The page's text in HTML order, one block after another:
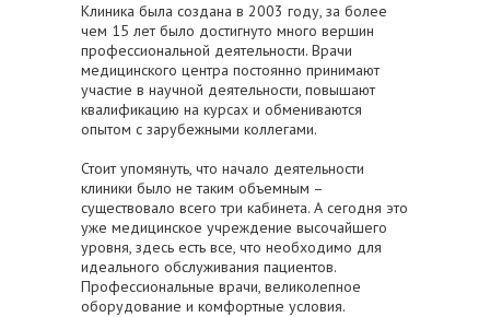
Клиника была создана в 2003 году, за более
чем 15 лет было достигнуто много вершин
профессиональной деятельности. Врачи
медицинского центра постоянно принимают
участие в научной деятельности, повышают
квалификацию на курсах и обмениваются
опытом с зарубежными коллегами.
Стоит упомянуть, что начало деятельности
клиники было не таким объемным –
существовало всего три кабинета. А сегодня это
уже медицинское учреждение высочайшего
уровня, здесь есть все, что необходимо для
идеального обслуживания пациентов.
Профессиональные врачи, великолепное
оборудование и комфортные условия.